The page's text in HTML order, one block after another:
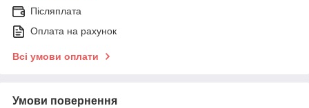
Післяплата
Оплата на рахунок
Всі умови оплати
Умови повернення